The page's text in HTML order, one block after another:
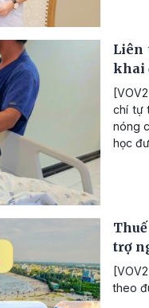
Liên
khai
chí tự
nóng
học
trợ
theo